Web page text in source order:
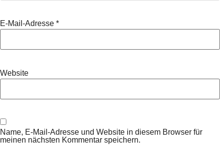
E-Mail-Adresse *
Website
Name, E-Mail-Adresse und Website in diesem Browser für
meinen nächsten Kommentar speichern.